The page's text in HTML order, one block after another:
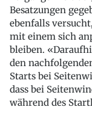
Besatzungen
ebenfalls
mit einem sich
bleiben.
den
Starts bei
dass bei
während des